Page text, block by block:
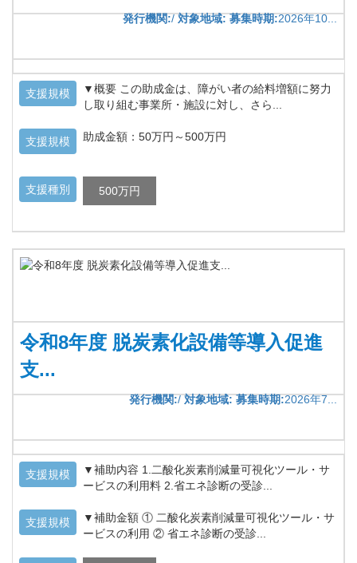
発行機関:/対象地域: 募集時期:2026年10...
支援規模
▼概要 この助成金は、障がい者の給料増額に努力
し取り組む事業所・施設に対し、さら...
支援規模 助成金額：50万円～500万円
支援種別 500万円
令和8年度 脱炭素化設備等導入促進
支...
発行機関:/対象地域: 募集時期:2026年7...
支援規模
▼補助内容 1.二酸化炭素削減量可視化ツール・サ
ービスの利用料 2.省エネ診断の受診...
支援規模
▼補助金額 ① 二酸化炭素削減量可視化ツール・サ
ービスの利用 ② 省エネ診断の受診...